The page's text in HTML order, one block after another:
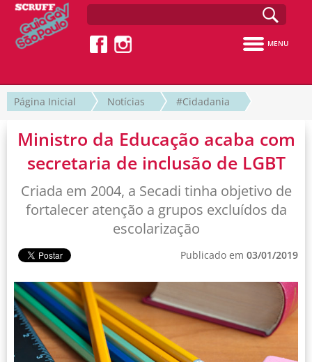
MENU
Página Inicial Notícias #Cidadania
Ministro da Educação acaba com
secretaria de inclusão de LGBT
Criada em 2004, a Secadi tinha objetivo de
fortalecer atenção a grupos excluídos da
escolarização
Publicado em 03/01/2019